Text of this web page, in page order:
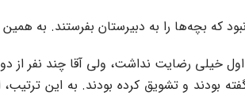
که بچه‌ها را به دبیرستان بفرستند. به
خیلی رضایت نداشت، ولی آقا چند نفر از
بودند و تشویق کرده بودند. به این